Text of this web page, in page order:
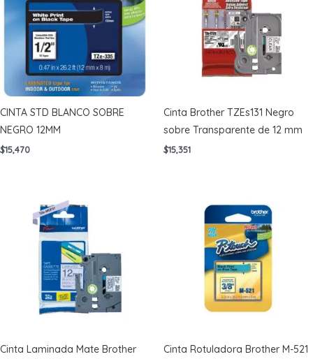
CINTA STD BLANCO SOBRE
NEGRO 12MM
$15,470
Cinta Brother TZEs131 Negro
sobre Transparente de 12 mm
$15,351
Cinta Laminada Mate Brother
Cinta Rotuladora Brother M-521